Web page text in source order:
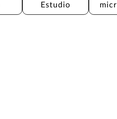
Estudio